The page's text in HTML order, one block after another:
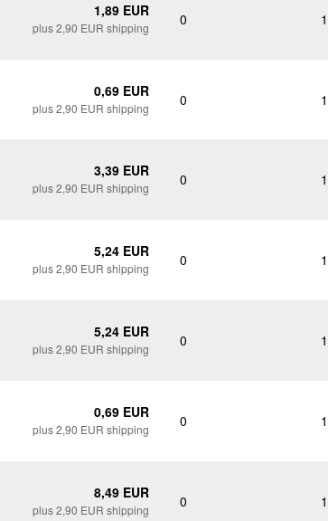
1,89 EUR
plus 2,90 EUR shipping 0
0,69 EUR
plus 2,90 EUR shipping 0
3,39 EUR
plus 2,90 EUR shipping 0
5,24 EUR
plus 2,90 EUR shipping 0
5,24 EUR
plus 2,90 EUR shipping 0
0,69 EUR
plus 2,90 EUR shipping 0
8,49 EUR
plus 2,90 EUR shipping 0